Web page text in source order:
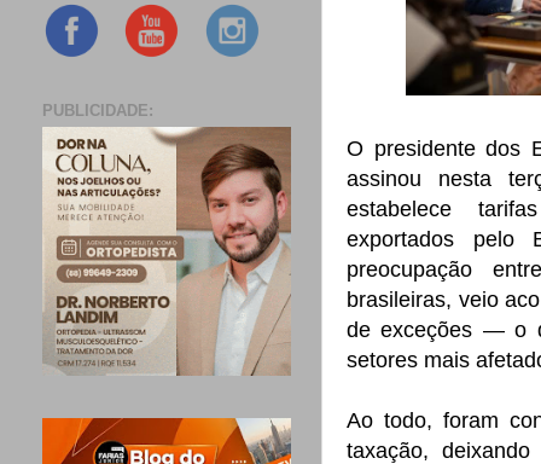
O presidente dos
assinou nesta
estabelece
exportados pelo
preocupação
brasileiras, veio
de exceções — o
setores mais
Ao todo, foram
taxação,
PUBLICIDADE: